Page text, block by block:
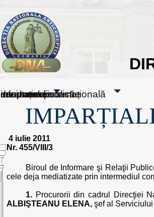
sesizați-ne
despre noi
rezultatele noastre
mass media
informare publică
cooperare internațională
4 iulie 2011
Nr. 455/VIII/3
Biroul de Informare şi Relaţii
cele deja mediatizate prin intermediul
1.Procurorii din cadrul Direcţiei
ALBIŞTEANU ELENA, şef al